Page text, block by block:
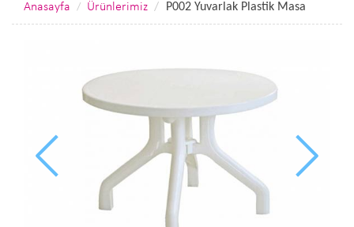
Anasayfa Ürünlerimiz P002 Yuvarlak Plastik Masa